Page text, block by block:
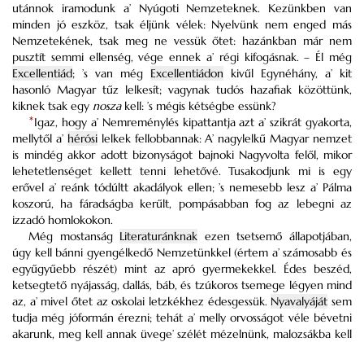
utánnok iramodunk a’ Nyúgoti Nemzeteknek. Kezünkben van
minden jó eszköz, tsak éljünk vélek: Nyelvünk nem enged más
Nemzetekének, tsak meg ne vessük őtet: hazánkban már nem
pusztít semmi ellenség, vége ennek a’ régi kifogásnak. – Él még
Excellentiád; ’s van még Excellentiádon kivűl Egynéhány, a’ kit
hasonló Magyar tűz lelkesít; vagynak tudós hazafiak közöttünk,
kiknek tsak egy noszakell: ’s mégis kétségbe essünk?
*Igaz, hogy a’ Nemreménylés kipattantja azt a’ szikrát gyakorta,
mellytől a’ hérósilelkek fellobbannak: A’ nagylelkű Magyar nemzet
is mindég akkor adott bizonyságot bajnoki Nagyvolta felől, mikor
lehetetlenséget kellett tenni lehetővé. Tusakodjunk mi is egy
erővel a’ reánk tódúltt akadályok ellen; ’s nemesebb lesz a’ Pálma
koszorú, ha fáradságba kerűlt, pompásabban fog az lebegni az
izzadó homlokokon.
Még mostanság Literaturánknak ezen tsetsemő állapotjában,
úgy kell bánni gyengélkedő Nemzetünkkel (értem a’ számosabb és
egyűgyűebb részét) mint az apró gyermekekkel. Édes beszéd,
ketsegtető nyájasság, dallás, báb, és tzúkoros tsemege légyen mind
az, a’ mivel őtet az oskolai letzkékhez édesgessük. Nyavalyáját sem
tudja még jóformán érezni; tehát a’ melly orvosságot véle bévetni
akarunk, meg kell annak üvege’ szélét mézelnünk, malozsákba kell